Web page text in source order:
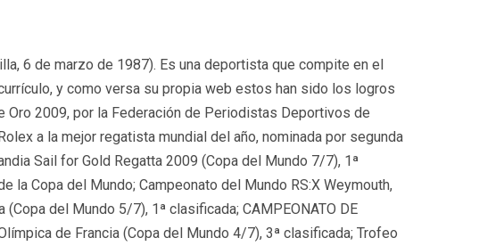
6 de marzo de 1987). Es una deportista que compite en el
y como versa su propia web estos han sido los logros
Oro 2009, por la Federación de Periodistas Deportivos de
a la mejor regatista mundial del año, nominada por segunda
Sail for Gold Regatta 2009 (Copa del Mundo 7/7), 1ª
la Copa del Mundo; Campeonato del Mundo RS:X Weymouth,
del Mundo 5/7), 1ª clasificada; CAMPEONATO DE
de Francia (Copa del Mundo 4/7), 3ª clasificada; Trofeo